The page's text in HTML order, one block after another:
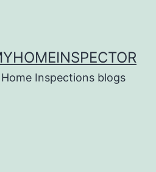
Home Inspections blogs